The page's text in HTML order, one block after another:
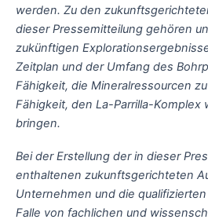
werden. Zu den
dieser Pressemitteilung gehören
zukünftigen
Zeitplan und der Umfang des
Fähigkeit, die Mineralressourcen
Fähigkeit, den La-Parrilla-Komplex
bringen.
Bei der Erstellung der in dieser
enthaltenen zukunftsgerichteten
Unternehmen und die
Falle von fachlichen und